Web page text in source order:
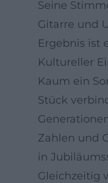
Seine
Gitarre und
Ergebnis ist
Kultureller
Kaum ein
Stück
Zahlen und
in
Gleichzeitig